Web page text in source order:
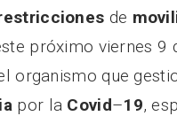
de
próximo viernes
organismo que
por la Covid–19,